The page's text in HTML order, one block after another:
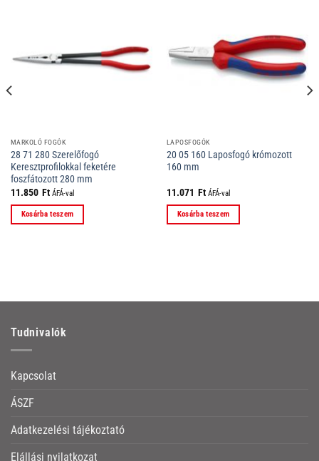
MARKOLÓ FOGÓK
28 71 280 Szerelőfogó
Keresztprofilokkal feketére
foszfátozott 280 mm
11.850 Ft ÁFÁ-val
Kosárba teszem
LAPOSFOGÓK
20 05 160 Laposfogó krómozott
160 mm
11.071 Ft ÁFÁ-val
Kosárba teszem
Tudnivalók
Kapcsolat
ÁSZF
Adatkezelési tájékoztató
Elállási nyilatkozat